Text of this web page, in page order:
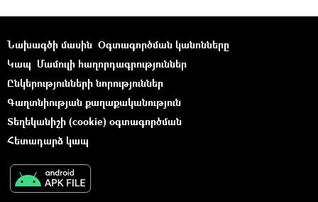
Նախագծի մասին Օգտագործման կանոնները
Կապ Մամուլի հաղորդագրություններ
Ընկերությունների նորություններ
Գաղտնիության քաղաքականություն
Տեղեկանիշի (cookie) օգտագործման
Հետադարձ կապ